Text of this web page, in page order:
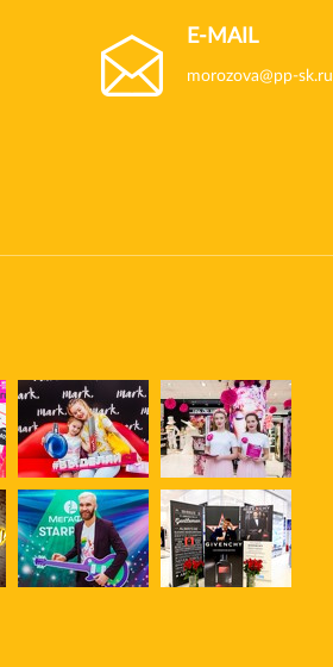
E-MAIL
morozova@pp-sk.ru